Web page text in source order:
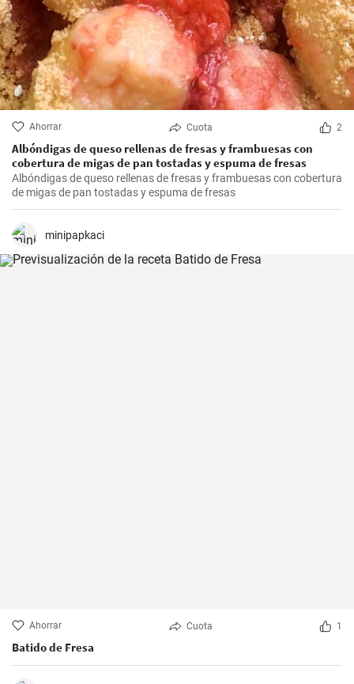
Ahorrar Cuota 2
Albóndigas de queso rellenas de fresas y frambuesas con
cobertura de migas de pan tostadas y espuma de fresas
Albóndigas de queso rellenas de fresas y frambuesas con cobertura
de migas de pan tostadas y espuma de fresas
minipapkaci
Ahorrar Cuota 1
Batido de Fresa